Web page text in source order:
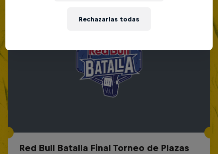
Red Bull Batalla Final Torneo de Plazas
Rechazarlas todas